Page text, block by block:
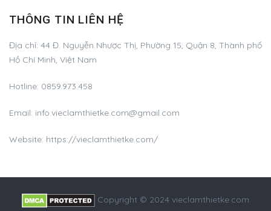
THÔNG TIN LIÊN HỆ
Địa chỉ: 44 Đ. Nguyễn Nhược Thị, Phường 15, Quận 8, Thành phố
Hồ Chí Minh, Việt Nam
Hotline: 0859.973.458
Email: info.vieclamthietke.com@gmail.com
Website: https://vieclamthietke.com/
Copyright © 2024 vieclamthietke.com